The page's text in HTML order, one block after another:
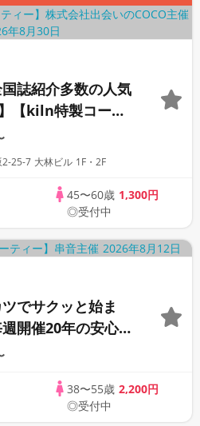
誌紹介多数の人気
【kiln特製コー
レゼント☆週替わ
場企業運営の人気
開催地住所：東京都渋谷区道玄坂2-25-7 大林ビル 1F・2F
45〜60歳 1,300円
◎受付中
でサクッと始ま
開催20年の安心イ
38〜55歳 2,200円
◎受付中